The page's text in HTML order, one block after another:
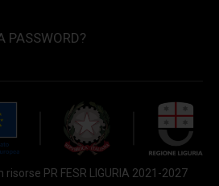
PASSWORD?
PR FESR LIGURIA 2021-2027